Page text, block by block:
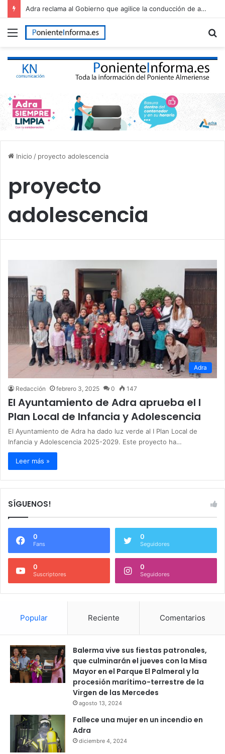
Adra reclama al Gobierno que agilice la conducción de agua desalada desde el Campo de Dalías
Menú
Inicio / proyecto adolescencia
proyecto
adolescencia
Adra
Redacción febrero 3, 2025 0 147
El Ayuntamiento de Adra aprueba el I
Plan Local de Infancia y Adolescencia
El Ayuntamiento de Adra ha dado luz verde al I Plan Local de
Infancia y Adolescencia 2025-2029. Este proyecto ha…
Leer más »
SÍGUENOS!
0
Fans
0
Seguidores
0
Suscriptores
0
Seguidores
Popular Reciente Comentarios
Balerma vive sus fiestas patronales,
que culminarán el jueves con la Misa
Mayor en el Parque El Palmeral y la
procesión marítimo-terrestre de la
Virgen de las Mercedes
agosto 13, 2024
Fallece una mujer en un incendio en
Adra
diciembre 4, 2024